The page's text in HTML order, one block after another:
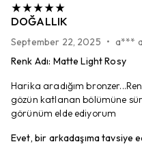
DOĞALLIK
September 22, 2025 • a***
Renk Adı: Matte Light Rosy
Harika aradığım
gözün katlanan bölümüne
görünüm elde ediyorum
Evet, bir arkadaşıma tavsiye